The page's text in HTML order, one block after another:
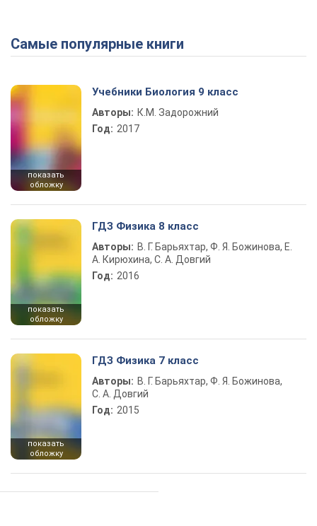
Play Video
Самые популярные книги
показать
обложку
Учебники Биология 9 класс
Авторы: К.М. Задорожний
Год: 2017
показать
обложку
ГДЗ Физика 8 класс
Авторы: В. Г. Барьяхтар, Ф. Я. Божинова, Е.
А. Кирюхина, С. А. Довгий
Год: 2016
показать
обложку
ГДЗ Физика 7 класс
Авторы: В. Г. Барьяхтар, Ф. Я. Божинова,
С. А. Довгий
Год: 2015